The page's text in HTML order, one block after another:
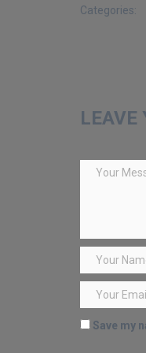
Categories:
LEAVE
Save my